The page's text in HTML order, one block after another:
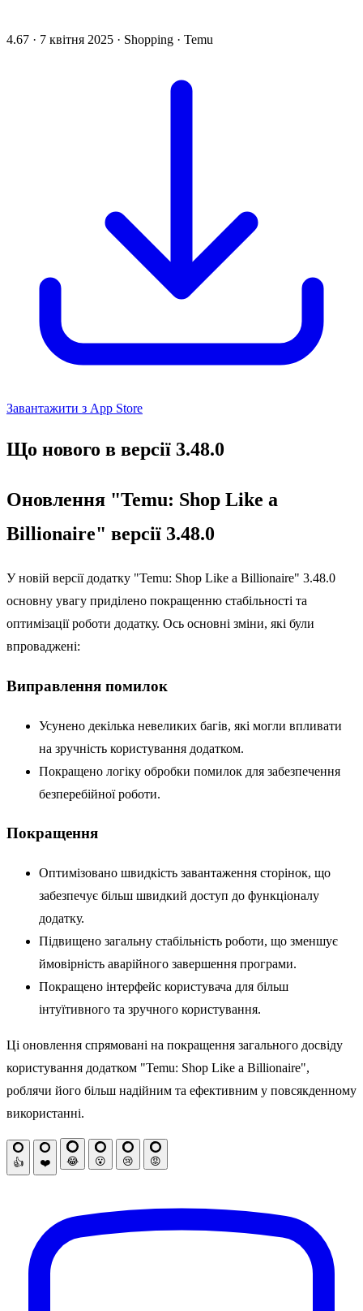
4.67 · 7 квітня 2025 · Shopping · Temu
Завантажити з App Store
Що нового в версії 3.48.0
Оновлення "Temu: Shop Like a
Billionaire" версії 3.48.0
У новій версії додатку "Temu: Shop Like a Billionaire" 3.48.0
основну увагу приділено покращенню стабільності та
оптимізації роботи додатку. Ось основні зміни, які були
впроваджені:
Виправлення помилок
Усунено декілька невеликих багів, які могли впливати
на зручність користування додатком.
Покращено логіку обробки помилок для забезпечення
безперебійної роботи.
Покращення
Оптимізовано швидкість завантаження сторінок, що
забезпечує більш швидкий доступ до функціоналу
додатку.
Підвищено загальну стабільність роботи, що зменшує
ймовірність аварійного завершення програми.
Покращено інтерфейс користувача для більш
інтуїтивного та зручного користування.
Ці оновлення спрямовані на покращення загального досвіду
користування додатком "Temu: Shop Like a Billionaire",
роблячи його більш надійним та ефективним у повсякденному
використанні.
👍 ❤️ 😂 😮 😢 😡